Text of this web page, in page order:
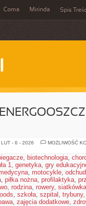
Coma Mirinda Spis
- 6 - 2026
MOŻLIWOŚĆ
, biotechnologia,
1, genetyka, gry
, motocykle,
, piłka nożna, profilaktyka,
, rodzina, rowery, siatkówka
, szkoła, szpital , trybuny
, zajęcia dodatkowe,